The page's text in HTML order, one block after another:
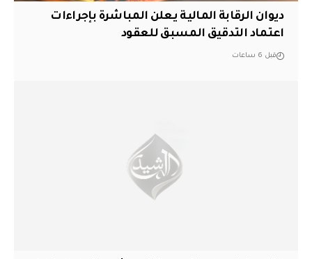
ديوان الرقابة المالية يعلن المباشرة بإجراءات
اعتماد التدقيق المسبق للعقود
قبل 6 ساعات